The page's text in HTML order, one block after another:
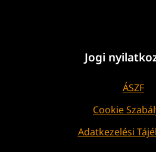
Jogi
ÁSZF
Cookie
Adatkezelési